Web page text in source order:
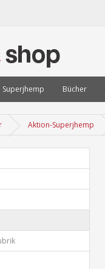
Superjhemp Bücher
Aktion-Superjhemp